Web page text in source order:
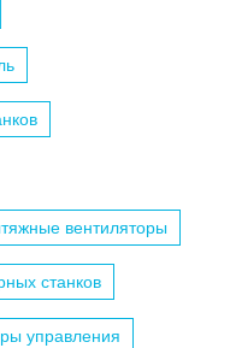
вентиляторы
станков
управления